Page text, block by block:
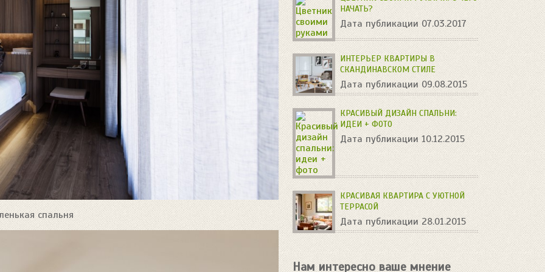
спальня
НАЧАТЬ?
Дата публикации 07.03.2017
ИНТЕРЬЕР КВАРТИРЫ В
СКАНДИНАВСКОМ СТИЛЕ
Дата публикации 09.08.2015
КРАСИВЫЙ ДИЗАЙН СПАЛЬНИ:
ИДЕИ + ФОТО
Дата публикации 10.12.2015
КРАСИВАЯ КВАРТИРА С УЮТНОЙ
ТЕРРАСОЙ
Дата публикации 28.01.2015
Нам интересно ваше мнение